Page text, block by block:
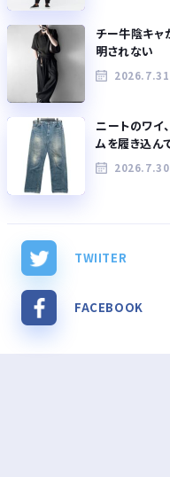
チー牛陰キャ
明されない
2026.7.31
ニートのワイ
ムを履き込ん
2026.7.30
TWIITER
FACEBOOK